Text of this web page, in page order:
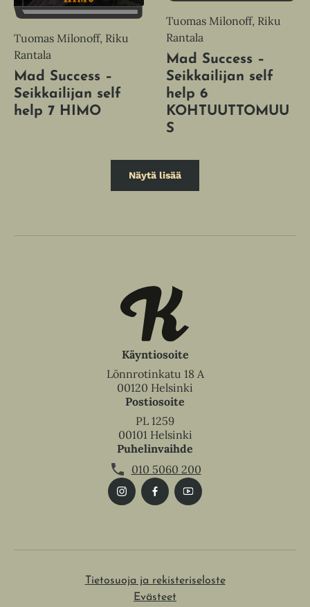
Tuomas Milonoff, Riku
Rantala
Mad Success –
Seikkailijan self
help 7 HIMO
Tuomas Milonoff, Riku
Rantala
Mad Success –
Seikkailijan self
help 6
KOHTUUTTOMUU
S
Näytä lisää
Käyntiosoite
Lönnrotinkatu 18 A
00120 Helsinki
Postiosoite
PL 1259
00101 Helsinki
Puhelinvaihde
010 5060 200
Tietosuoja ja rekisteriseloste
Evästeet